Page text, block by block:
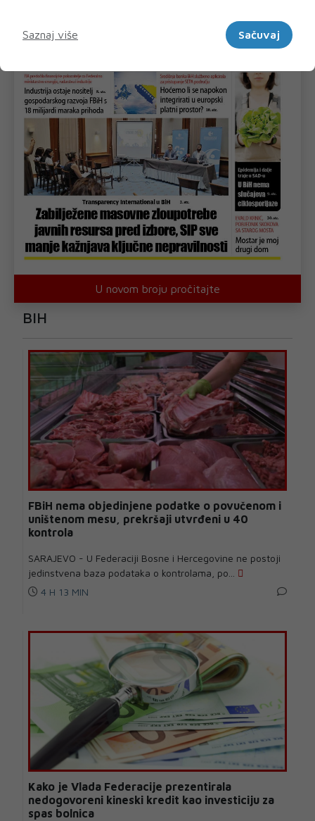
U novom broju pročitajte
BIH
FBiH nema objedinjene podatke o povučenom i
uništenom mesu, prekršaji utvrđeni u 40
kontrola
SARAJEVO - U Federaciji Bosne i Hercegovine ne postoji
jedinstvena baza podataka o kontrolama, po...
4 H 13 MIN
Kako je Vlada Federacije prezentirala
nedogovoreni kineski kredit kao investiciju za
spas bolnica
Saznaj više
Sačuvaj